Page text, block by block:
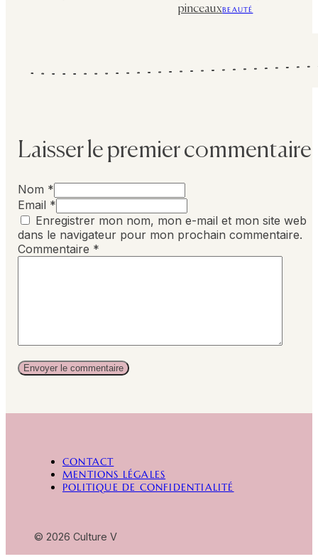
pinceauxBEAUTÉ
Laisser le premier commentaire
Nom *
Email *
Enregistrer mon nom, mon e-mail et mon site web
dans le navigateur pour mon prochain commentaire.
Commentaire *
CONTACT
MENTIONS LÉGALES
POLITIQUE DE CONFIDENTIALITÉ
© 2026 Culture V